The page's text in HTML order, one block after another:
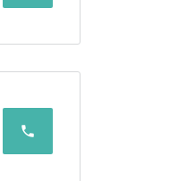
phone